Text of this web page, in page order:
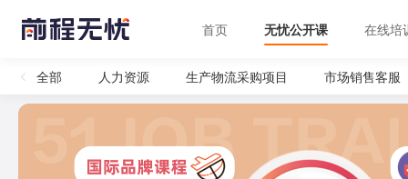
首页 无忧公开课 在线培
全部 人力资源 生产物流采购项目 市场销售客服